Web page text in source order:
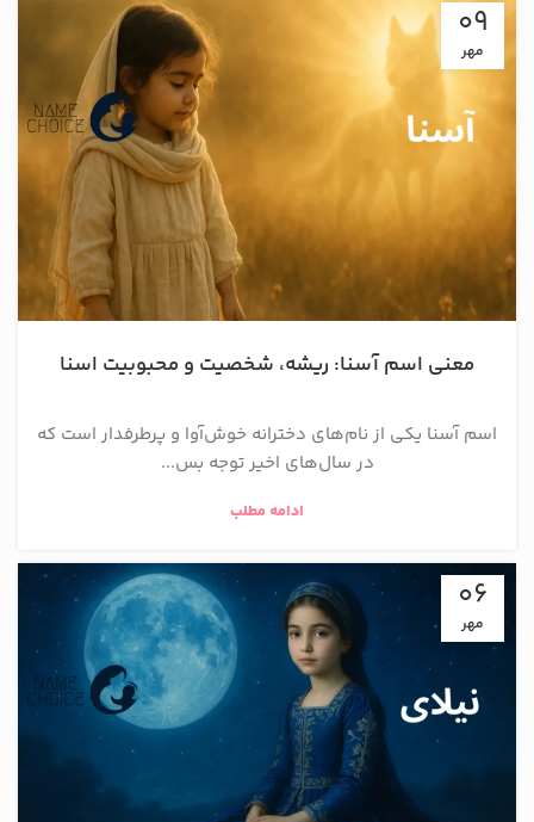
09
مهر
معنی اسم آسنا: ریشه، شخصیت و محبوبیت اسنا
اسم آسنا یکی از نام‌های دخترانه خوش‌آوا و پرطرفدار است که
در سال‌های اخیر توجه بس...
ادامه مطلب
06
مهر